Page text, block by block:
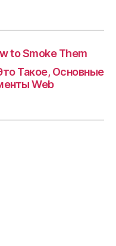
to Smoke Them
Такое, Основные
Web